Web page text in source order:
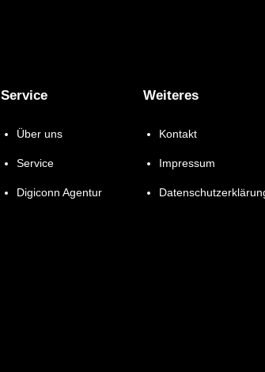
Service
Über uns
Service
Digiconn Agentur
Weiteres
Kontakt
Impressum